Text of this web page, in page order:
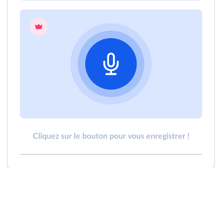
Cliquez sur le bouton pour vous enregistrer !